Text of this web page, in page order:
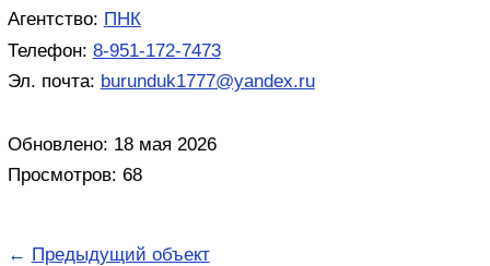
Агентство: ПНК
Телефон: 8-951-172-7473
Эл. почта: burunduk1777@yandex.ru
Обновлено: 18 мая 2026
Просмотров: 68
← Предыдущий объект